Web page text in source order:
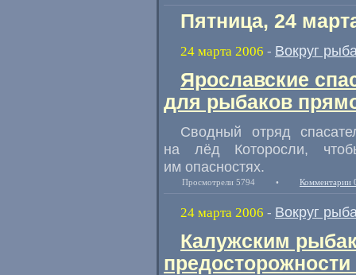
Пятница, 24
24 марта 2006 - Вокруг
Ярославские
для рыбаков
Сводный отряд
на лёд Которосли,
им опасностях.
Просмотрели 5794 • Комментарии
24 марта 2006 - Вокруг
Калужским